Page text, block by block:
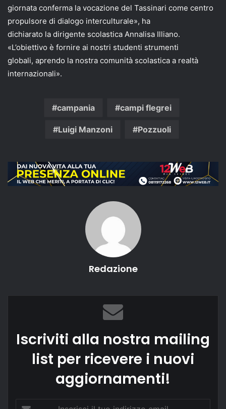
giornata conferma la vocazione del Tassinari come centro
propulsore di dialogo interculturale», ha
dichiarato la dirigente scolastica Annalisa Illiano.
«L’obiettivo è fornire ai nostri studenti strumenti
globali, aprendo la nostra comunità scolastica a realtà
internazionali».
campania campi flegrei
Luigi Manzoni Pozzuoli
Redazione
Iscriviti alla nostra mailing
list per ricevere i nuovi
aggiornamenti!